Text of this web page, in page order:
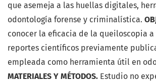
que asemeja a las huellas digitales,
odontología forense y criminalística.
conocer la eficacia de la queiloscopia a
reportes científicos previamente
empleada como herramienta útil en
MATERIALES Y MÉTODOS. Estudio no